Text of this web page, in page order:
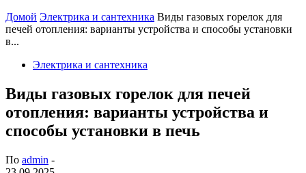
Домой Электрика и сантехника Виды газовых горелок для
печей отопления: варианты устройства и способы установки
в...
Электрика и сантехника
Виды газовых горелок для печей
отопления: варианты устройства и
способы установки в печь
По admin -